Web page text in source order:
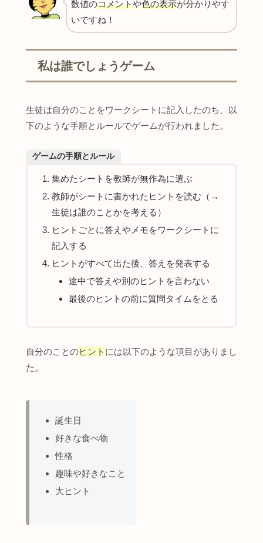
数値のコメントや色の表示が分かりやす
いですね！
私は誰でしょうゲーム
生徒は自分のことをワークシートに記入したのち、以
下のような手順とルールでゲームが行われました。
ゲームの手順とルール
集めたシートを教師が無作為に選ぶ
教師がシートに書かれたヒントを読む（→
生徒は誰のことかを考える）
ヒントごとに答えやメモをワークシートに
記入する
ヒントがすべて出た後、答えを発表する
途中で答えや別のヒントを言わない
最後のヒントの前に質問タイムをとる
自分のことのヒント には以下のような項目がありまし
た。
誕生日
好きな食べ物
性格
趣味や好きなこと
大ヒント